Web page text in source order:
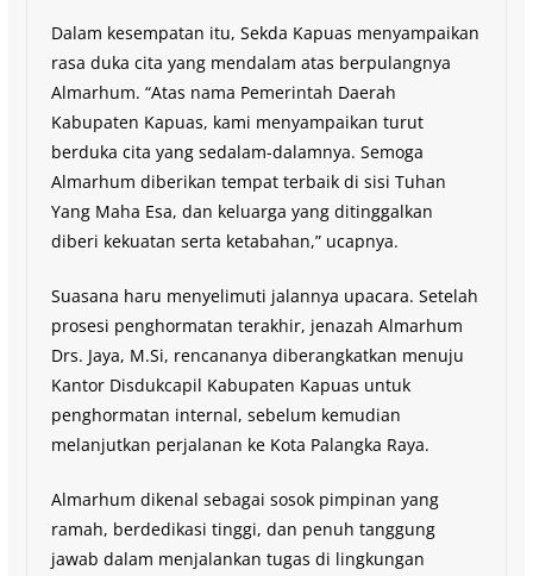
Dalam kesempatan itu, Sekda Kapuas menyampaikan
rasa duka cita yang mendalam atas berpulangnya
Almarhum. “Atas nama Pemerintah Daerah
Kabupaten Kapuas, kami menyampaikan turut
berduka cita yang sedalam-dalamnya. Semoga
Almarhum diberikan tempat terbaik di sisi Tuhan
Yang Maha Esa, dan keluarga yang ditinggalkan
diberi kekuatan serta ketabahan,” ucapnya.
Suasana haru menyelimuti jalannya upacara. Setelah
prosesi penghormatan terakhir, jenazah Almarhum
Drs. Jaya, M.Si, rencananya diberangkatkan menuju
Kantor Disdukcapil Kabupaten Kapuas untuk
penghormatan internal, sebelum kemudian
melanjutkan perjalanan ke Kota Palangka Raya.
Almarhum dikenal sebagai sosok pimpinan yang
ramah, berdedikasi tinggi, dan penuh tanggung
jawab dalam menjalankan tugas di lingkungan